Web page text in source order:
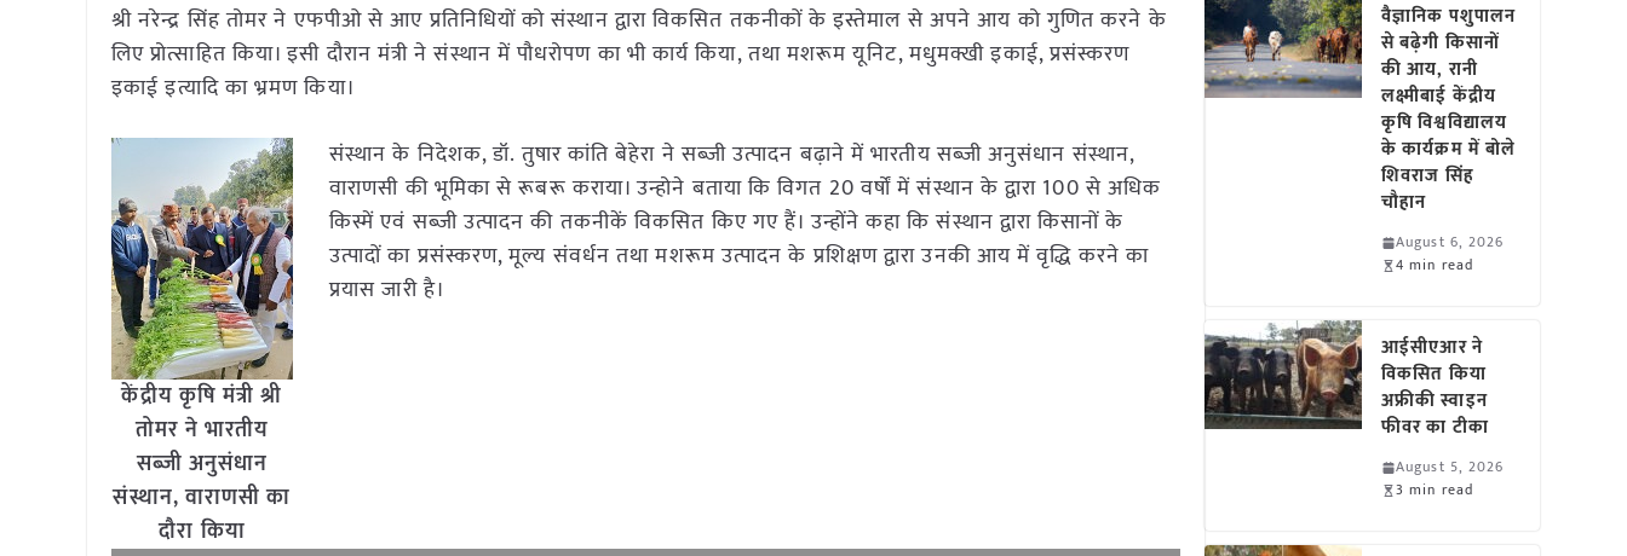
श्री नरेन्द्र सिंह तोमर ने एफपीओ से आए प्रतिनिधियों को संस्थान द्वारा विकसित तकनीकों के इस्तेमाल से अपने आय को गुणित करने के
लिए प्रोत्साहित किया। इसी दौरान मंत्री ने संस्थान में पौधरोपण का भी कार्य किया, तथा मशरूम यूनिट, मधुमक्खी इकाई, प्रसंस्करण
इकाई इत्यादि का भ्रमण किया।
केंद्रीय कृषि मंत्री श्री
तोमर ने भारतीय
सब्जी अनुसंधान
संस्थान, वाराणसी का
दौरा किया
संस्थान के निदेशक, डॉ. तुषार कांति बेहेरा ने सब्जी उत्पादन बढ़ाने में भारतीय सब्जी अनुसंधान संस्थान,
वाराणसी की भूमिका से रूबरू कराया। उन्होने बताया कि विगत 20 वर्षों में संस्थान के द्वारा 100 से अधिक
किस्में एवं सब्जी उत्पादन की तकनीकें विकसित किए गए हैं। उन्होंने कहा कि संस्थान द्वारा किसानों के
उत्पादों का प्रसंस्करण, मूल्य संवर्धन तथा मशरूम उत्पादन के प्रशिक्षण द्वारा उनकी आय में वृद्धि करने का
प्रयास जारी है।
वैज्ञानिक पशुपालन
से बढ़ेगी किसानों
की आय, रानी
लक्ष्मीबाई केंद्रीय
कृषि विश्वविद्यालय
के कार्यक्रम में बोले
शिवराज सिंह
चौहान
August 6, 2026
4 min read
आईसीएआर ने
विकसित किया
अफ्रीकी स्वाइन
फीवर का टीका
August 5, 2026
3 min read